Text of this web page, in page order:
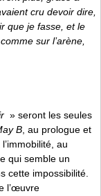
cru devoir dire,
que je fasse, et le
sur l’arène,
» seront les seules
B, au prologue et
au
qui semble un
cette impossibilité.
l’œuvre